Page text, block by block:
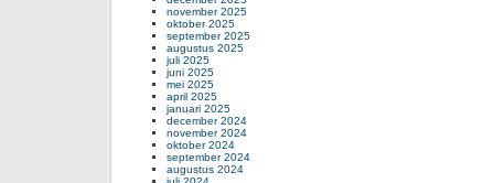
november 2025
oktober 2025
september 2025
augustus 2025
juli 2025
juni 2025
mei 2025
april 2025
januari 2025
december 2024
november 2024
oktober 2024
september 2024
augustus 2024